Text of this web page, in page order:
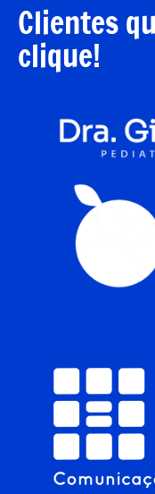
Clientes
clique!